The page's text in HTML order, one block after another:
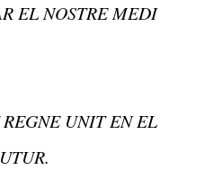
EL NOSTRE MEDI
UNIT EN EL